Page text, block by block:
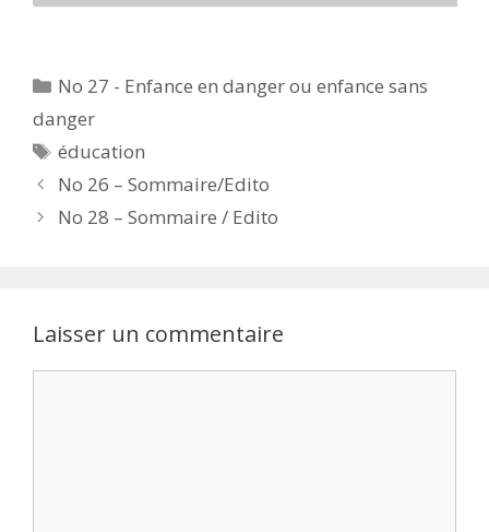
Catégories
No 27 - Enfance en danger ou enfance sans
danger
Étiquettes
éducation
No 26 – Sommaire/Edito
No 28 – Sommaire / Edito
Laisser un commentaire